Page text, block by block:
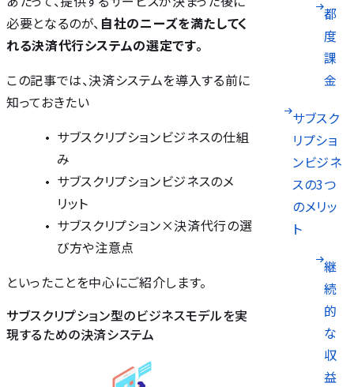
都
度
課
金
サブスク
リプショ
ンビジネ
スの3つ
のメリッ
ト
継
続
的
な
収
益
必要となるのが、 自社のニーズを満たしてく
れる決済代行システムの選定です。
この記事では、決済システムを導入する前に
知っておきたい
サブスクリプションビジネスの仕組
み
サブスクリプションビジネスのメ
リット
サブスクリプション×決済代行の選
び方や注意点
といったことを中心にご紹介します。
サブスクリプション型のビジネスモデルを実
現するための決済システム